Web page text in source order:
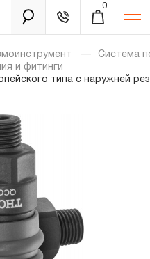
0
пароль?
Система
и фитинги
типа с наружней